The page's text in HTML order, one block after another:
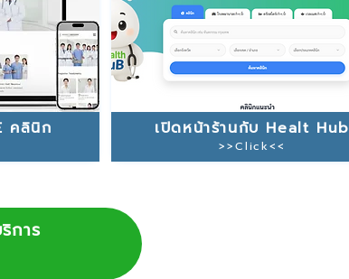
คลินิก เปิดหน้าร้านกับ Healt Hub
>>Click<<
การ